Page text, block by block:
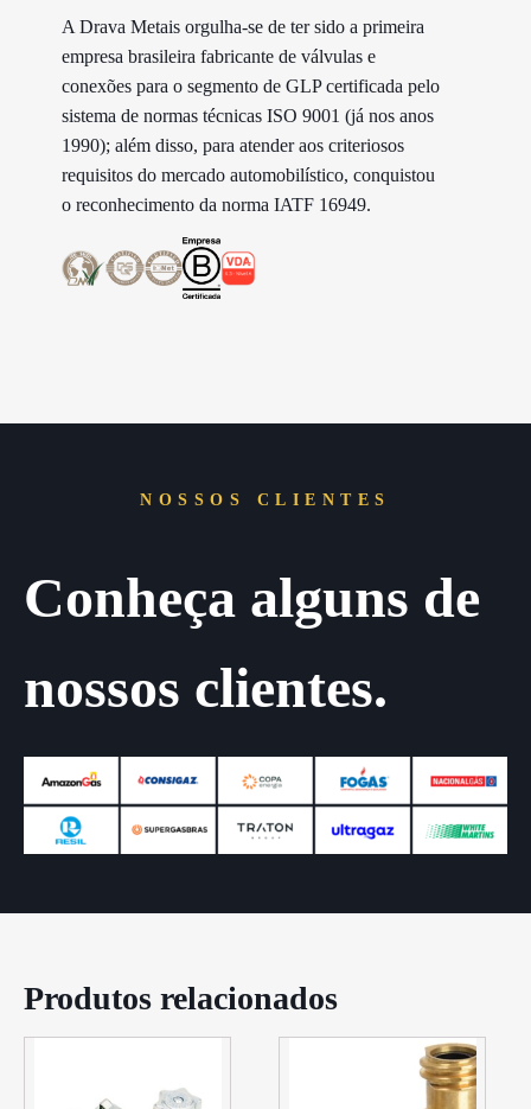
A Drava Metais orgulha-se de ter sido a primeira
empresa brasileira fabricante de válvulas e
conexões para o segmento de GLP certificada pelo
sistema de normas técnicas ISO 9001 (já nos anos
1990); além disso, para atender aos criteriosos
requisitos do mercado automobilístico, conquistou
o reconhecimento da norma IATF 16949.
NOSSOS CLIENTES
Conheça alguns de
nossos clientes.
Produtos relacionados